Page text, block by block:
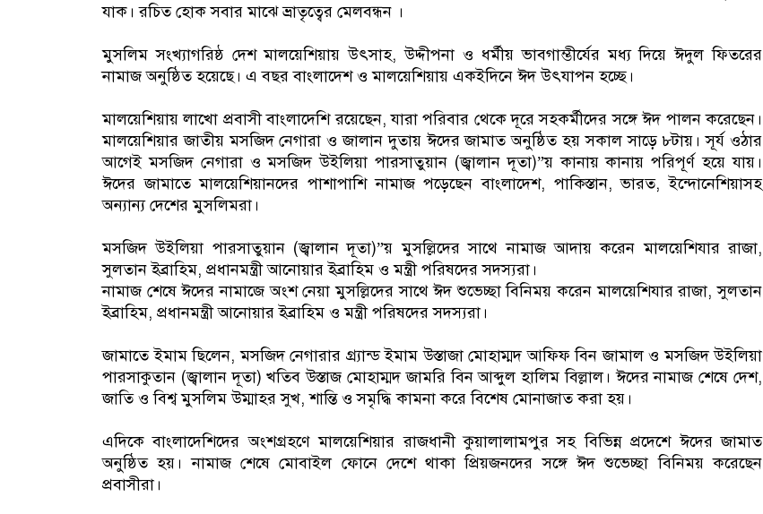
যাক। রচিত হোক সবার মাঝে ভ্রাতৃত্বের মেলবন্ধন ।
মুসলিম সংখ্যাগরিষ্ঠ দেশ মালয়েশিয়ায় উৎসাহ, উদ্দীপনা ও ধর্মীয় ভাবগাম্ভীর্যের মধ্য দিয়ে ঈদুল ফিতরের
নামাজ অনুষ্ঠিত হয়েছে। এ বছর বাংলাদেশ ও মালয়েশিয়ায় একইদিনে ঈদ উৎযাপন হচ্ছে।
মালয়েশিয়ায় লাখো প্রবাসী বাংলাদেশি রয়েছেন, যারা পরিবার থেকে দূরে সহকর্মীদের সঙ্গে ঈদ পালন করেছেন।
মালয়েশিয়ার জাতীয় মসজিদ নেগারা ও জালান দুতায় ঈদের জামাত অনুষ্ঠিত হয় সকাল সাড়ে ৮টায়। সূর্য ওঠার
আগেই মসজিদ নেগারা ও মসজিদ উইলিয়া পারসাতুয়ান (জ্বালান দূতা)”য় কানায় কানায় পরিপূর্ণ হয়ে যায়।
ঈদের জামাতে মালয়েশিয়ানদের পাশাপাশি নামাজ পড়েছেন বাংলাদেশ, পাকিস্তান, ভারত, ইন্দোনেশিয়াসহ
অন্যান্য দেশের মুসলিমরা।
মসজিদ উইলিয়া পারসাতুয়ান (জ্বালান দূতা)”য় মুসল্লিদের সাথে নামাজ আদায় করেন মালয়েশিযার রাজা,
সুলতান ইব্রাহিম, প্রধানমন্ত্রী আনোয়ার ইব্রাহিম ও মন্ত্রী পরিষদের সদস্যরা।
নামাজ শেষে ঈদের নামাজে অংশ নেয়া মুসল্লিদের সাথে ঈদ শুভেচ্ছা বিনিময় করেন মালয়েশিযার রাজা, সুলতান
ইব্রাহিম, প্রধানমন্ত্রী আনোয়ার ইব্রাহিম ও মন্ত্রী পরিষদের সদস্যরা।
জামাতে ইমাম ছিলেন, মসজিদ নেগারার গ্র্যান্ড ইমাম উস্তাজা মোহাম্মদ আফিফ বিন জামাল ও মসজিদ উইলিয়া
পারসাকুতান (জ্বালান দূতা) খতিব উস্তাজ মোহাম্মদ জামরি বিন আব্দুল হালিম বিল্লাল। ঈদের নামাজ শেষে দেশ,
জাতি ও বিশ্ব মুসলিম উম্মাহর সুখ, শান্তি ও সমৃদ্ধি কামনা করে বিশেষ মোনাজাত করা হয়।
এদিকে বাংলাদেশিদের অংশগ্রহণে মালয়েশিয়ার রাজধানী কুয়ালালামপুর সহ বিভিন্ন প্রদেশে ঈদের জামাত
অনুষ্ঠিত হয়। নামাজ শেষে মোবাইল ফোনে দেশে থাকা প্রিয়জনদের সঙ্গে ঈদ শুভেচ্ছা বিনিময় করেছেন
প্রবাসীরা।